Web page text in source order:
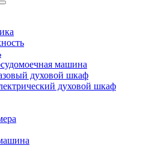
машина
духовой шкаф
духовой шкаф